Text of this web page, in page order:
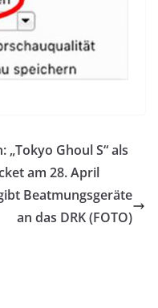
Ghoul S“ als
am 28. April
Beatmungsgeräte
an das DRK (FOTO)